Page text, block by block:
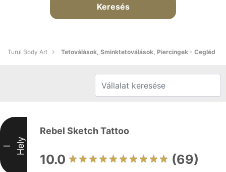
Keresés
Turul Body Art Tetoválások, Sminktetoválások, Piercingek - Cegléd
I Hely
Rebel Sketch Tattoo
10.0 (69)